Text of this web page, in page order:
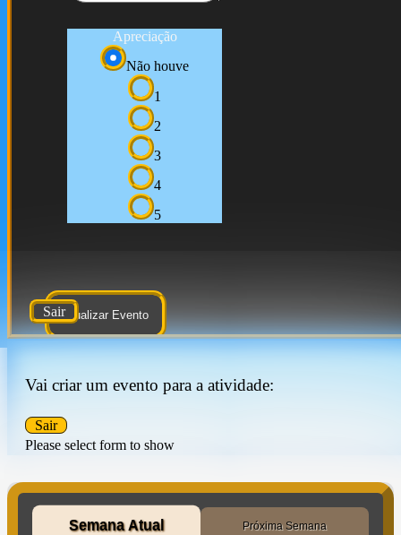
Apreciação
Não houve
1
2
3
4
5
Atualizar Evento
Sair
Vai criar um evento para a atividade:
Please select form to show
Sair
Semana Atual Próxima Semana